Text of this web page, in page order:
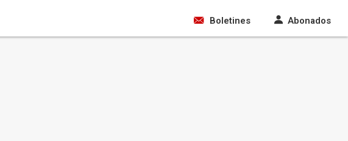
Boletines Abonados